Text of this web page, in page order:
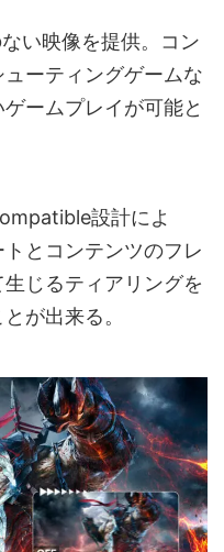
い映像を提供。コン
ーティングゲームな
ームプレイが可能と
設計によ
とコンテンツのフレ
じるティアリングを
が出来る。